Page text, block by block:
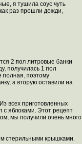
я тушила соус чуть
раз прошли дожди,
2 пол литровые банки
получилась 1 пол
полная, поэтому
а вторую оставили на
всех приготовленных
с яблоками. Этот рецепт
мы получили очень много
стерильными крышками.